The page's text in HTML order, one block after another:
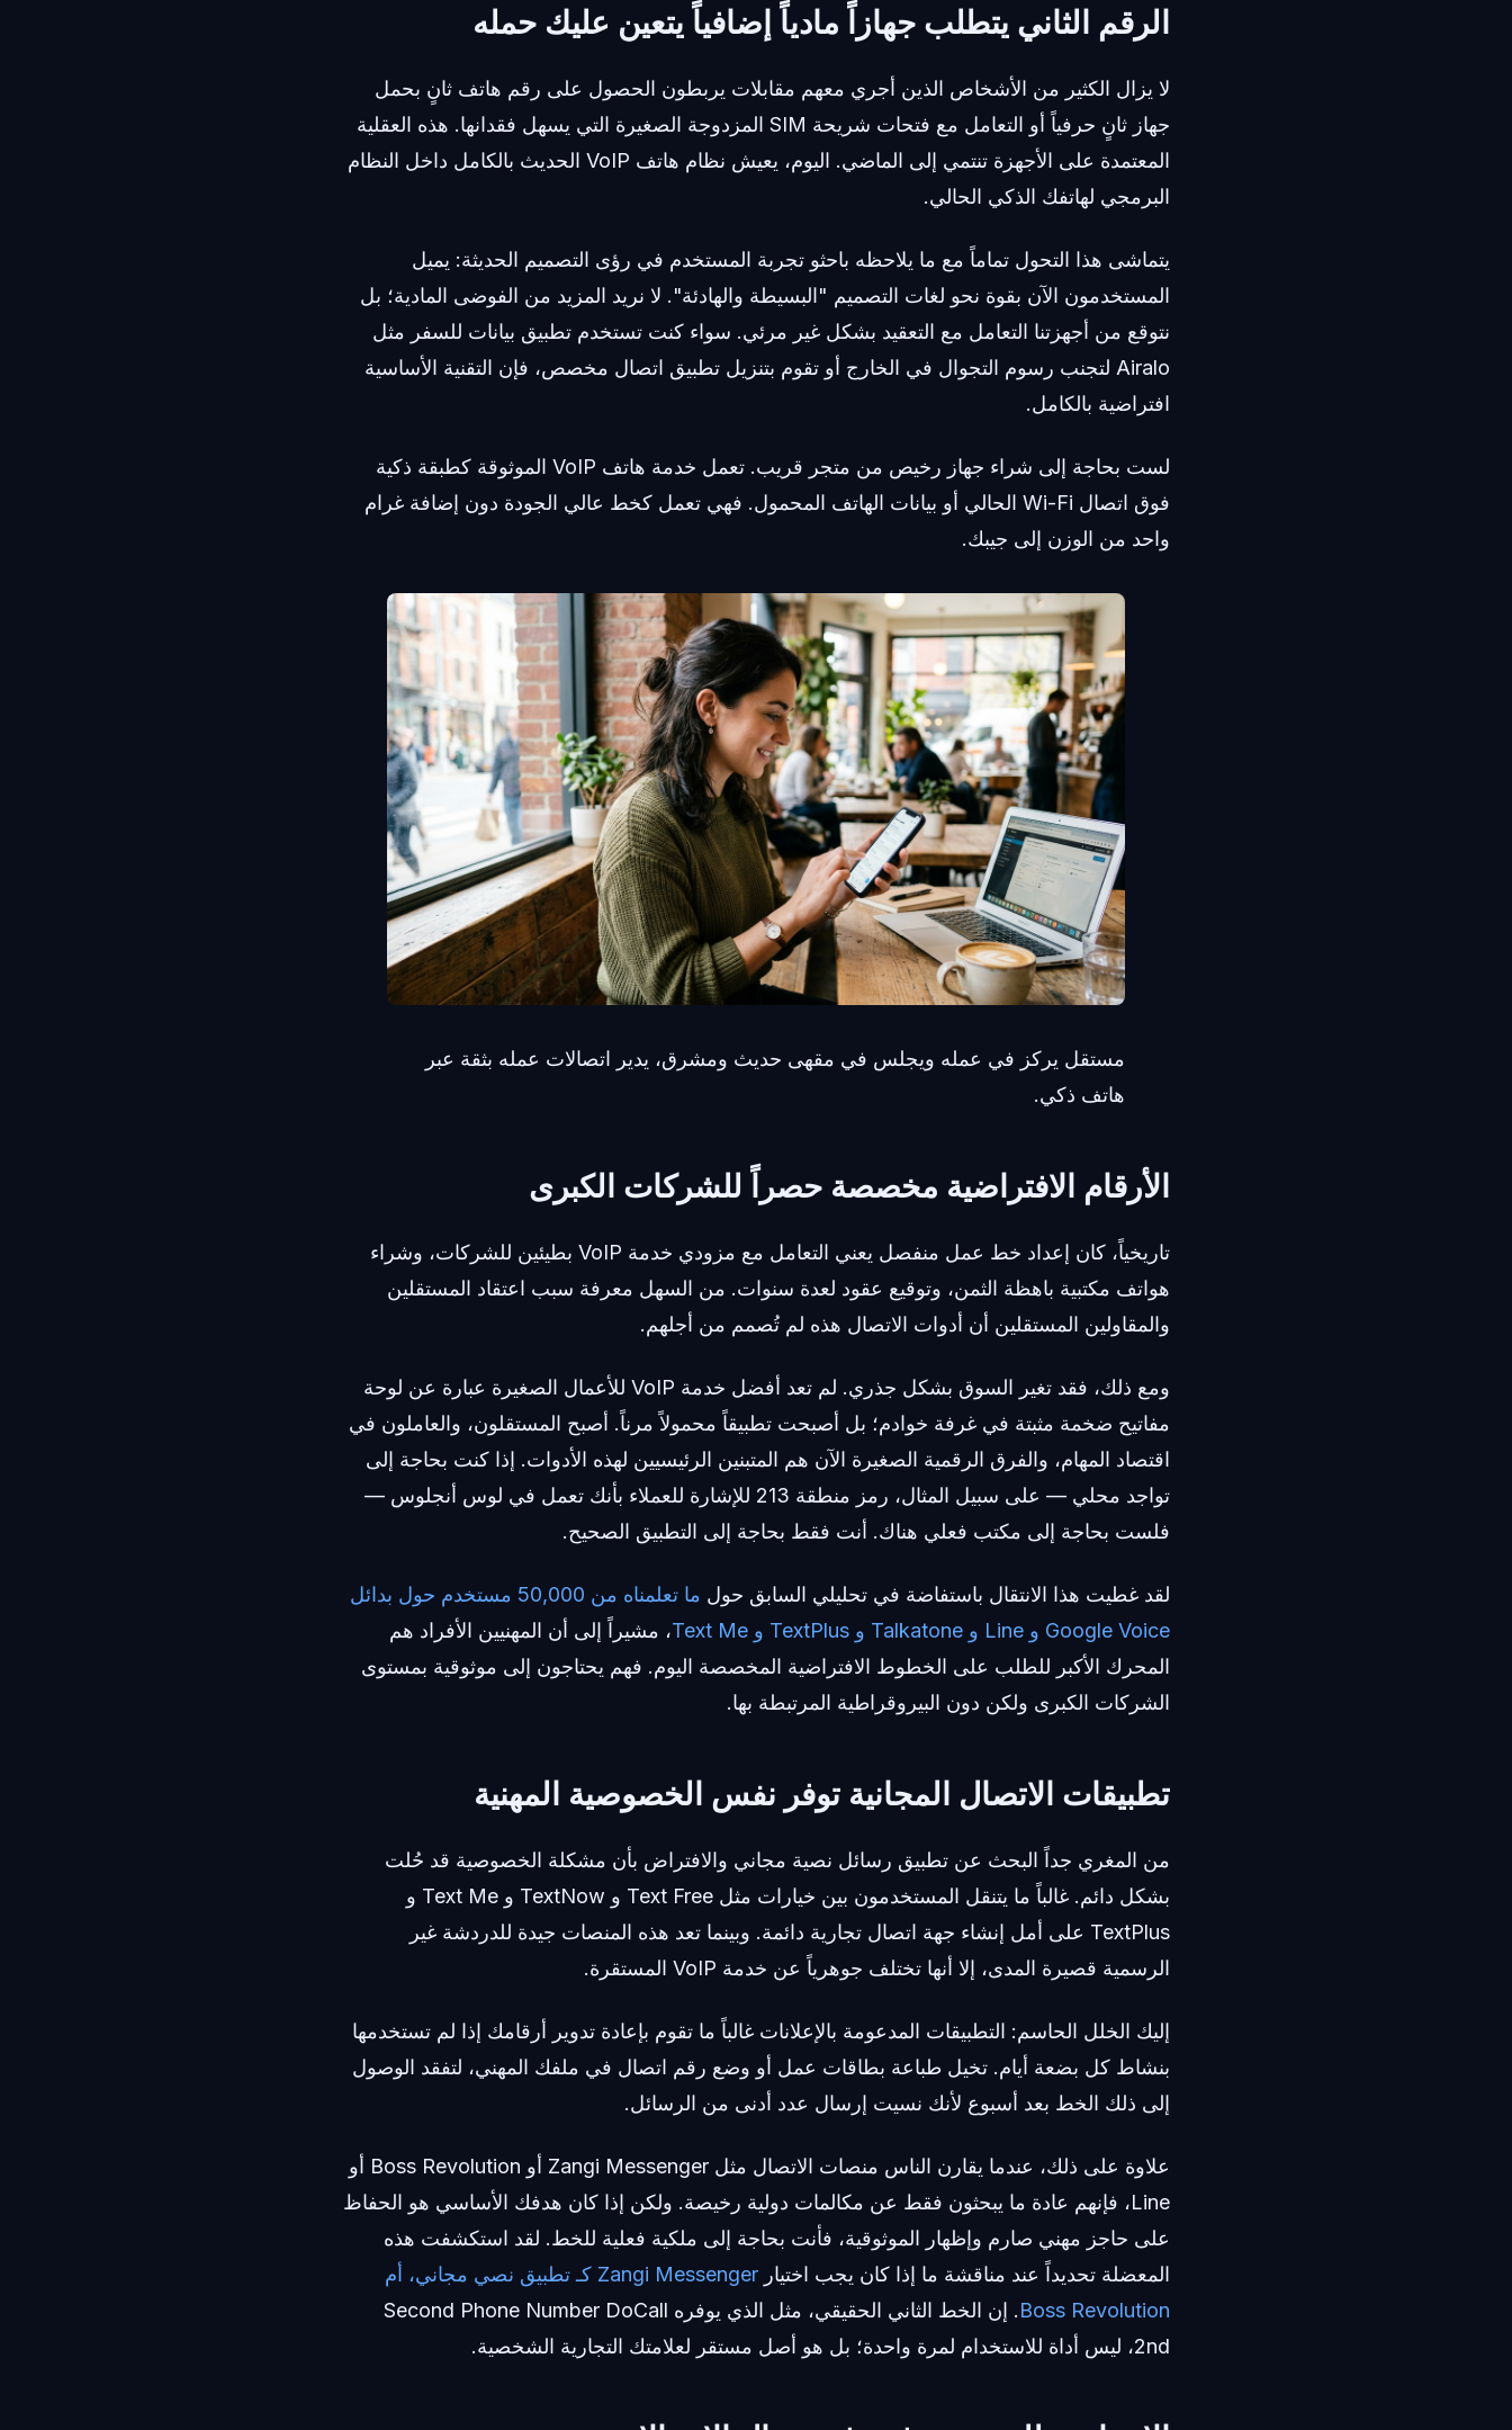
الرقم الثاني يتطلب جهازاً مادياً إضافياً يتعين عليك حمله
لا يزال الكثير من الأشخاص الذين أجري معهم مقابلات يربطون الحصول على رقم هاتف ثانٍ بحمل
جهاز ثانٍ حرفياً أو التعامل مع فتحات شريحة SIM المزدوجة الصغيرة التي يسهل فقدانها. هذه العقلية
المعتمدة على الأجهزة تنتمي إلى الماضي. اليوم، يعيش نظام هاتف VoIP الحديث بالكامل داخل النظام
البرمجي لهاتفك الذكي الحالي.
يتماشى هذا التحول تماماً مع ما يلاحظه باحثو تجربة المستخدم في رؤى التصميم الحديثة: يميل
المستخدمون الآن بقوة نحو لغات التصميم "البسيطة والهادئة". لا نريد المزيد من الفوضى المادية؛ بل
نتوقع من أجهزتنا التعامل مع التعقيد بشكل غير مرئي. سواء كنت تستخدم تطبيق بيانات للسفر مثل
Airalo لتجنب رسوم التجوال في الخارج أو تقوم بتنزيل تطبيق اتصال مخصص، فإن التقنية الأساسية
افتراضية بالكامل.
لست بحاجة إلى شراء جهاز رخيص من متجر قريب. تعمل خدمة هاتف VoIP الموثوقة كطبقة ذكية
فوق اتصال Wi-Fi الحالي أو بيانات الهاتف المحمول. فهي تعمل كخط عالي الجودة دون إضافة غرام
واحد من الوزن إلى جيبك.
مستقل يركز في عمله ويجلس في مقهى حديث ومشرق، يدير اتصالات عمله بثقة عبر
هاتف ذكي.
الأرقام الافتراضية مخصصة حصراً للشركات الكبرى
تاريخياً، كان إعداد خط عمل منفصل يعني التعامل مع مزودي خدمة VoIP بطيئين للشركات، وشراء
هواتف مكتبية باهظة الثمن، وتوقيع عقود لعدة سنوات. من السهل معرفة سبب اعتقاد المستقلين
والمقاولين المستقلين أن أدوات الاتصال هذه لم تُصمم من أجلهم.
ومع ذلك، فقد تغير السوق بشكل جذري. لم تعد أفضل خدمة VoIP للأعمال الصغيرة عبارة عن لوحة
مفاتيح ضخمة مثبتة في غرفة خوادم؛ بل أصبحت تطبيقاً محمولاً مرناً. أصبح المستقلون، والعاملون في
اقتصاد المهام، والفرق الرقمية الصغيرة الآن هم المتبنين الرئيسيين لهذه الأدوات. إذا كنت بحاجة إلى
تواجد محلي — على سبيل المثال، رمز منطقة 213 للإشارة للعملاء بأنك تعمل في لوس أنجلوس —
فلست بحاجة إلى مكتب فعلي هناك. أنت فقط بحاجة إلى التطبيق الصحيح.
لقد غطيت هذا الانتقال باستفاضة في تحليلي السابق حول
ما تعلمناه من 50,000 مستخدم حول بدائل
Google Voice و Line و Talkatone و TextPlus و Text Me
، مشيراً إلى أن المهنيين الأفراد هم
المحرك الأكبر للطلب على الخطوط الافتراضية المخصصة اليوم. فهم يحتاجون إلى موثوقية بمستوى
الشركات الكبرى ولكن دون البيروقراطية المرتبطة بها.
تطبيقات الاتصال المجانية توفر نفس الخصوصية المهنية
من المغري جداً البحث عن تطبيق رسائل نصية مجاني والافتراض بأن مشكلة الخصوصية قد حُلت
بشكل دائم. غالباً ما يتنقل المستخدمون بين خيارات مثل Text Free و TextNow و Text Me و
TextPlus على أمل إنشاء جهة اتصال تجارية دائمة. وبينما تعد هذه المنصات جيدة للدردشة غير
الرسمية قصيرة المدى، إلا أنها تختلف جوهرياً عن خدمة VoIP المستقرة.
إليك الخلل الحاسم: التطبيقات المدعومة بالإعلانات غالباً ما تقوم بإعادة تدوير أرقامك إذا لم تستخدمها
بنشاط كل بضعة أيام. تخيل طباعة بطاقات عمل أو وضع رقم اتصال في ملفك المهني، لتفقد الوصول
إلى ذلك الخط بعد أسبوع لأنك نسيت إرسال عدد أدنى من الرسائل.
علاوة على ذلك، عندما يقارن الناس منصات الاتصال مثل Zangi Messenger أو Boss Revolution أو
Line، فإنهم عادة ما يبحثون فقط عن مكالمات دولية رخيصة. ولكن إذا كان هدفك الأساسي هو الحفاظ
على حاجز مهني صارم وإظهار الموثوقية، فأنت بحاجة إلى ملكية فعلية للخط. لقد استكشفت هذه
المعضلة تحديداً عند مناقشة ما إذا كان يجب اختيار
Zangi Messenger كـ تطبيق نصي مجاني، أم
Boss Revolution
. إن الخط الثاني الحقيقي، مثل الذي يوفره Second Phone Number DoCall
2nd، ليس أداة للاستخدام لمرة واحدة؛ بل هو أصل مستقر لعلامتك التجارية الشخصية.